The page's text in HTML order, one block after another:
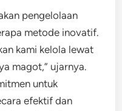
pengelolaan
metode inovatif.
kami kelola lewat
magot,” ujarnya.
untuk
efektif dan